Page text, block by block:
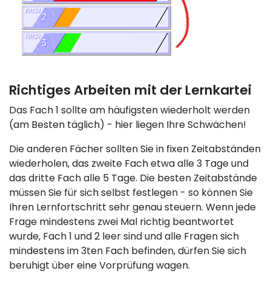
Richtiges Arbeiten mit der Lernkartei
Das Fach 1 sollte am häufigsten wiederholt werden
(am Besten täglich) - hier liegen Ihre Schwächen!
Die anderen Fächer sollten Sie in fixen Zeitabständen
wiederholen, das zweite Fach etwa alle 3 Tage und
das dritte Fach alle 5 Tage. Die besten Zeitabstände
müssen Sie für sich selbst festlegen - so können Sie
Ihren Lernfortschritt sehr genau steuern. Wenn jede
Frage mindestens zwei Mal richtig beantwortet
wurde, Fach 1 und 2 leer sind und alle Fragen sich
mindestens im 3ten Fach befinden, dürfen Sie sich
beruhigt über eine Vorprüfung wagen.